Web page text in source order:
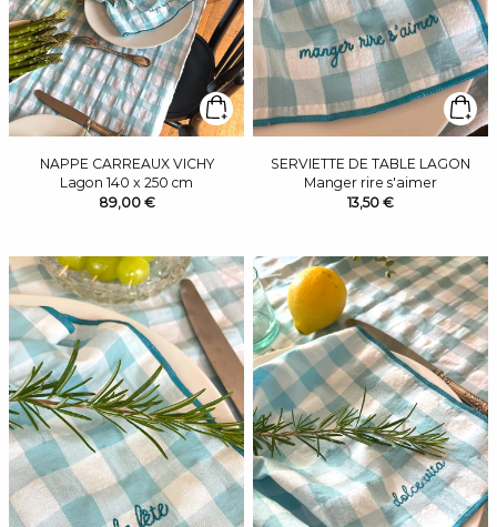
NAPPE CARREAUX VICHY
Lagon 140 x 250 cm
89,00 €
SERVIETTE DE TABLE LAGON
Manger rire s'aimer
13,50 €